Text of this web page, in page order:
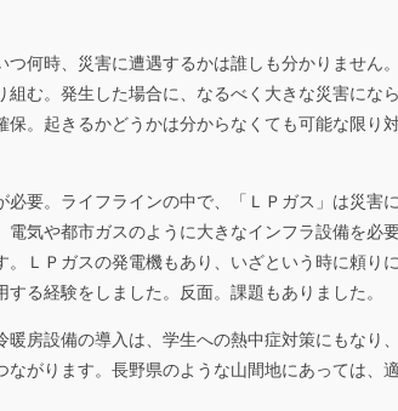
何時、災害に遭遇するかは誰しも分かりません
む。発生した場合に、なるべく大きな災害にな
。起きるかどうかは分からなくても可能な限
要。ライフラインの中で、「ＬＰガス」は災
気や都市ガスのように大きなインフラ設備を必
ＬＰガスの発電機もあり、いざという時に頼
る経験をしました。反面。課題もありました。
房設備の導入は、学生への熱中症対策にもな
がります。長野県のような山間地にあっては、